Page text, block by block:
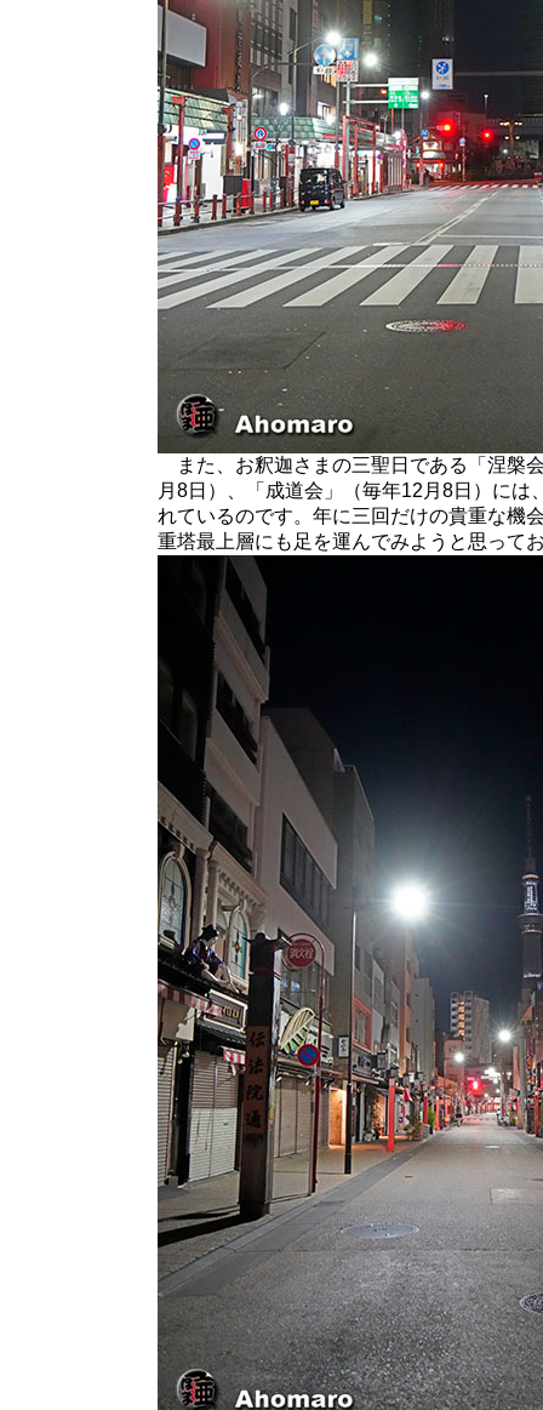
また、お釈迦さまの三聖日である「涅槃
月8日）、「成道会」（毎年12月8日）に
れているのです。年に三回だけの貴重な機
重塔最上層にも足を運んでみようと思って